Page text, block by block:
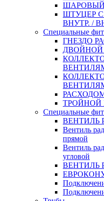
ШАРОВЫЙ
ШТУЦЕР
ВНУТР. /
Специальные
ГНЕЗДО
ДВОЙНОЙ
ТРОЙНОЙ
Специальные
ВЕНТИЛЬ
Вентиль
прямой
Вентиль
угловой
ВЕНТИЛЬ